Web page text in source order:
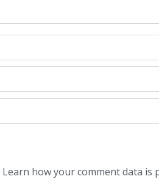
Learn how your comment data is